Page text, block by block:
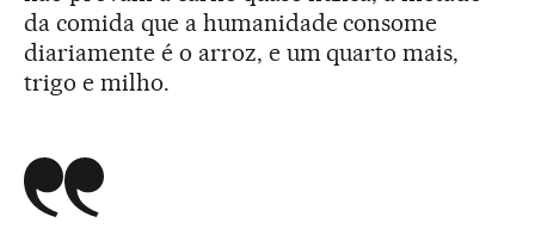
da comida que a humanidade consome
diariamente é o arroz, e um quarto mais,
trigo e milho.